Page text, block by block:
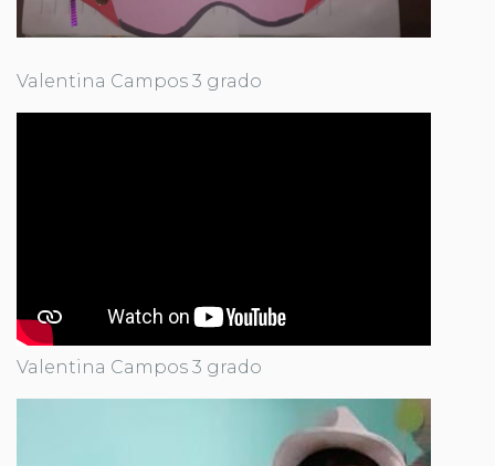
Valentina Campos 3 grado
Valentina Campos 3 grado